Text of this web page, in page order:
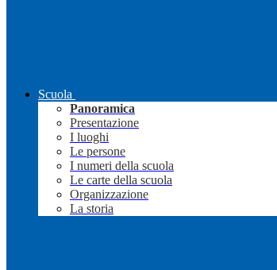
Scuola
Panoramica
Presentazione
I luoghi
Le persone
I numeri della scuola
Le carte della scuola
Organizzazione
La storia